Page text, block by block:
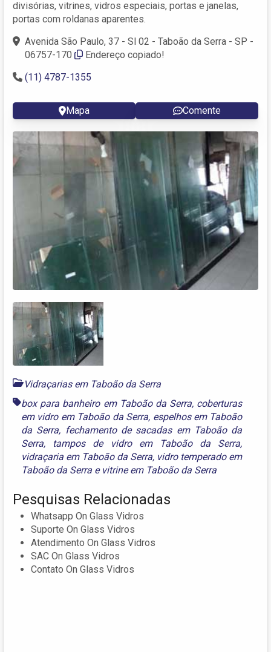
divisórias, vitrines, vidros especiais, portas e janelas,
portas com roldanas aparentes.
Avenida São Paulo, 37 - Sl 02 - Taboão da Serra - SP -
06757-170
Endereço copiado!
(11) 4787-1355
Mapa Comente
Vidraçarias em Taboão da Serra
box para banheiro em Taboão da Serra, coberturas
em vidro em Taboão da Serra, espelhos em Taboão
da Serra, fechamento de sacadas em Taboão da
Serra, tampos de vidro em Taboão da Serra,
vidraçaria em Taboão da Serra, vidro temperado em
Taboão da Serra e vitrine em Taboão da Serra
Pesquisas Relacionadas
Whatsapp On Glass Vidros
Suporte On Glass Vidros
Atendimento On Glass Vidros
SAC On Glass Vidros
Contato On Glass Vidros